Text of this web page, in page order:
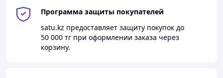
Программа защиты покупателей
satu.kz предоставляет защиту покупок до
50 000 тг при оформлении заказа через
корзину.